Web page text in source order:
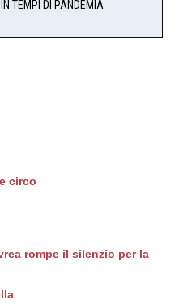
IN TEMPI DI PANDEMIA
circo
rompe il silenzio per la